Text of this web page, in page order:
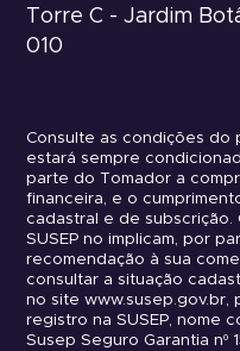
Torre C - Jardim
010
Consulte as condições
estará sempre
parte do Tomador a
financeira, e o
cadastral e de
SUSEP no implicam, por
recomendação à sua
consultar a situação
no site www.susep.gov.br,
registro na SUSEP, nome
Susep Seguro Garantia nº